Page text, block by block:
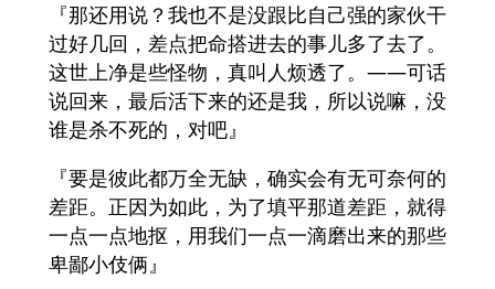
『那还用说？我也不是没跟比自己强的家伙干
过好几回，差点把命搭进去的事儿多了去了。
这世上净是些怪物，真叫人烦透了。——可话
说回来，最后活下来的还是我，所以说嘛，没
谁是杀不死的，对吧』
『要是彼此都万全无缺，确实会有无可奈何的
差距。正因为如此，为了填平那道差距，就得
一点一点地抠，用我们一点一滴磨出来的那些
卑鄙小伎俩』